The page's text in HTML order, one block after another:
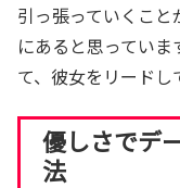
引っ張っていくこと
にあると思っていま
て、彼女をリードし
優しさでデ
法